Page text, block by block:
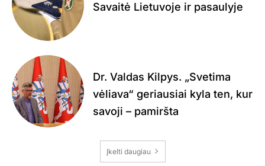
Savaitė Lietuvoje ir pasaulyje
Dr. Valdas Kilpys. „Svetima
vėliava“ geriausiai kyla ten, kur
savoji – pamiršta
Įkelti daugiau